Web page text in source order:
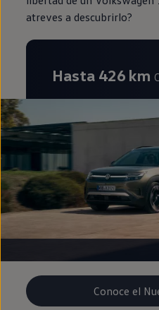
atreves a descubrirlo?
Conoce el
Hasta 426 km